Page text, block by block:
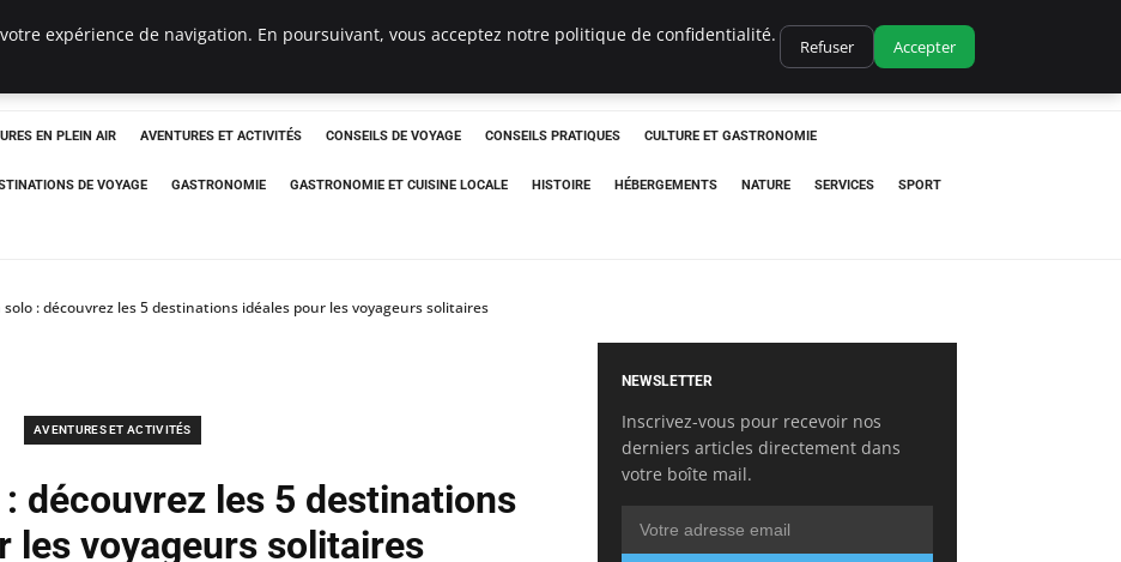
EN PLEIN AIR AVENTURES ET ACTIVITÉS CONSEILS DE VOYAGE CONSEILS PRATIQUES CULTURE ET GASTRONOMIE
DE VOYAGE GASTRONOMIE GASTRONOMIE ET CUISINE LOCALE HISTOIRE HÉBERGEMENTS NATURE SERVICES SPORT
: découvrez les 5 destinations idéales pour les voyageurs solitaires
AVENTURES ET ACTIVITÉS
découvrez les 5 destinations
les voyageurs solitaires
NEWSLETTER
Inscrivez-vous pour recevoir nos
derniers articles directement dans
votre boîte mail.
expérience de navigation. En poursuivant, vous acceptez notre politique de confidentialité.
Refuser Accepter